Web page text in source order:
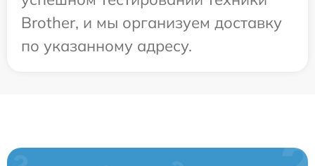
Brother, и мы организуем доставку
по указанному адресу.